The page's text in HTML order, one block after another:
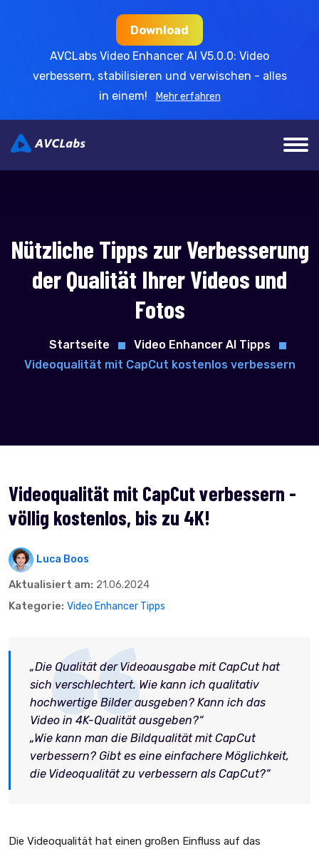
Download
AVCLabs Video Enhancer AI V5.0.0: Video
verbessern, stabilisieren und verwischen - alles
in einem!
Mehr erfahren
Nützliche Tipps zur Verbesserung
der Qualität Ihrer Videos und
Fotos
Startseite
Video Enhancer AI Tipps
Videoqualität mit CapCut kostenlos verbessern
Videoqualität mit CapCut verbessern -
völlig kostenlos, bis zu 4K!
Luca Boos
Aktualisiert am: 21.06.2024
Kategorie: Video Enhancer Tipps
„Die Qualität der Videoausgabe mit CapCut hat
sich verschlechtert. Wie kann ich qualitativ
hochwertige Bilder ausgeben? Kann ich das
Video in 4K-Qualität ausgeben?“
„Wie kann man die Bildqualität mit CapCut
verbessern? Gibt es eine einfachere Möglichkeit,
die Videoqualität zu verbessern als CapCut?“
Die Videoqualität hat einen großen Einfluss auf das